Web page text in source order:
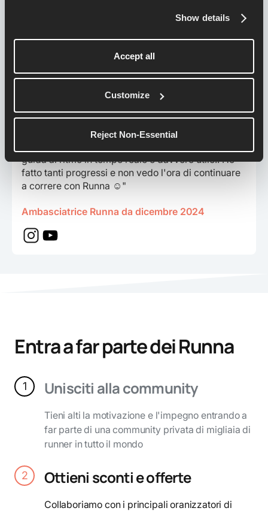
Show details
Accept all
Customize
Reject Non-Essential
"Non so davvero dove sarei senza questa app!!
piano di allenamento personalizzato in base alle
mie abilità di corsa, ai miei obiettivi e ai miei
posso dedicarmi solo alla parte migliore: la corsa.
Anche l'IA di Runna è fortissima, e mi offre
guida al ritmo in tempo reale è davvero utile!! Ho
fatto tanti progressi e non vedo l'ora di continuare
a correre con Runna ☺️"
Ambasciatrice Runna da dicembre 2024
Entra a far parte dei Runna
1 Unisciti alla community
Tieni alti la motivazione e l'impegno entrando a
far parte di una community privata di migliaia di
runner in tutto il mondo
2 Ottieni sconti e offerte
Collaboriamo con i principali oranizzatori di